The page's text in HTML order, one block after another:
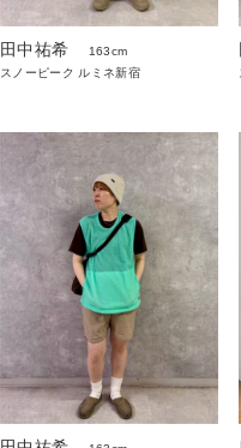
田中祐希
163cm
スノーピーク ルミネ新宿